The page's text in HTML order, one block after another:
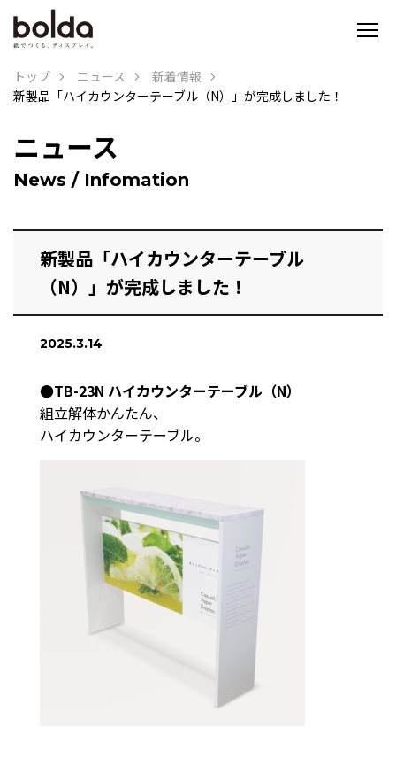
トップ ニュース
新着情報
新製品「ハイカウンターテーブル（N）」が完成しました！
ニュース
News / Infomation
新製品「ハイカウンターテーブル
（N）」が完成しました！
2025.3.14
●TB-23N ハイカウンターテーブル（N）
組立解体かんたん、
ハイカウンターテーブル。